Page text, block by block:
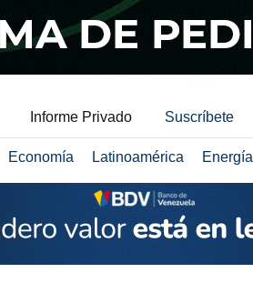
Informe Privado Suscríbete
Economía Latinoamérica Energía